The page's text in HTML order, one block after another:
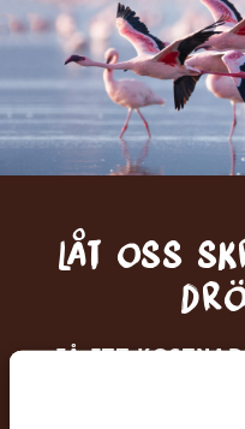
Låt oss
FÅ ETT